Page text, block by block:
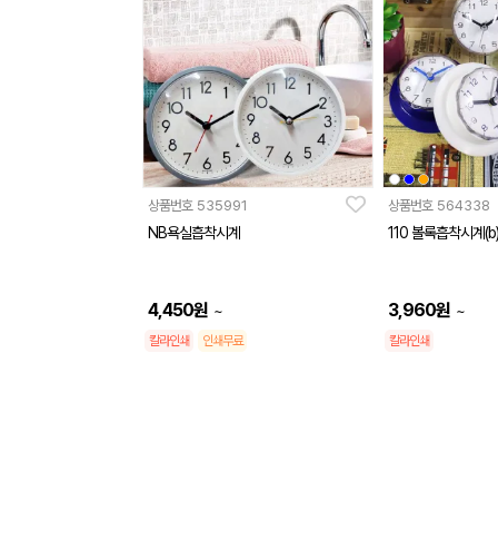
상품번호 535991
NB욕실흡착시계
4,450원 ~
칼라인쇄 인쇄무료
상품번호 564338
110 볼록흡착시계(b)
3,960원 ~
칼라인쇄